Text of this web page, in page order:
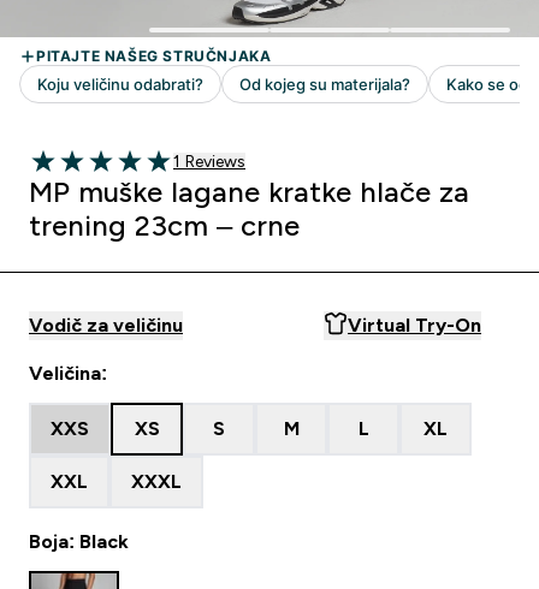
5 out of 5 stars
1 customer reviews
1 Reviews
MP muške lagane kratke hlače za
trening 23cm – crne
Vodič za veličinu Virtual Try-On
Veličina:
XXS XS S M L XL
XXL XXXL
Boja: Black